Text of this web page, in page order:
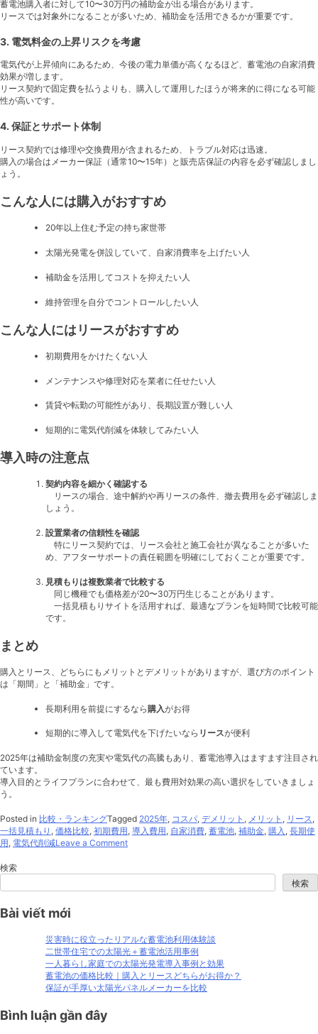
蓄電池購入者に対して10〜30万円の補助金が出る場合があります。
リースでは対象外になることが多いため、補助金を活用できるかが重要です。
3. 電気料金の上昇リスクを考慮
電気代が上昇傾向にあるため、今後の電力単価が高くなるほど、蓄電池の自家消費
効果が増します。
リース契約で固定費を払うよりも、購入して運用したほうが将来的に得になる可能
性が高いです。
4. 保証とサポート体制
リース契約では修理や交換費用が含まれるため、トラブル対応は迅速。
購入の場合はメーカー保証（通常10〜15年）と販売店保証の内容を必ず確認しまし
ょう。
こんな人には購入がおすすめ
20年以上住む予定の持ち家世帯
太陽光発電を併設していて、自家消費率を上げたい人
補助金を活用してコストを抑えたい人
維持管理を自分でコントロールしたい人
こんな人にはリースがおすすめ
初期費用をかけたくない人
メンテナンスや修理対応を業者に任せたい人
賃貸や転勤の可能性があり、長期設置が難しい人
短期的に電気代削減を体験してみたい人
導入時の注意点
契約内容を細かく確認する
リースの場合、途中解約や再リースの条件、撤去費用を必ず確認しま
しょう。
設置業者の信頼性を確認
特にリース契約では、リース会社と施工会社が異なることが多いた
め、アフターサポートの責任範囲を明確にしておくことが重要です。
見積もりは複数業者で比較する
同じ機種でも価格差が20〜30万円生じることがあります。
一括見積もりサイトを活用すれば、最適なプランを短時間で比較可能
です。
まとめ
購入とリース、どちらにもメリットとデメリットがありますが、選び方のポイント
は「期間」と「補助金」です。
長期利用を前提にするなら購入がお得
短期的に導入して電気代を下げたいなら リースが便利
2025年は補助金制度の充実や電気代の高騰もあり、蓄電池導入はますます注目され
ています。
導入目的とライフプランに合わせて、最も費用対効果の高い選択をしていきましょ
う。
Posted in 比較・ランキングTagged 2025年, コスパ, デメリット , メリット , リース,
一括見積もり , 価格比較, 初期費用, 導入費用, 自家消費, 蓄電池, 補助金, 購入 , 長期使
用, 電気代削減Leave a Commenton
の
較
｜
購
入
と
検索
検索
Bài viết mới
災害時に役立ったリアルな蓄電池利用体験談
二世帯住宅での太陽光＋蓄電池活用事例
一人暮らし家庭での太陽光発電導入事例と効果
蓄電池の価格比較｜購入とリースどちらがお得か？
保証が手厚い太陽光パネルメーカーを比較
Bình luận gần đây